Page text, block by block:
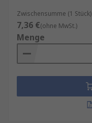
Zwischensumme (1 Stück)
7,36 €(ohne MwSt.)
Menge